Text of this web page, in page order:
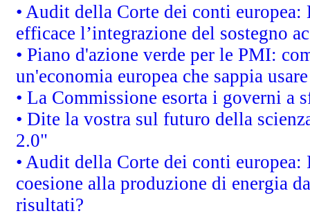
• Audit della Corte dei conti
efficace l’integrazione del sostegno
• Piano d'azione verde per le PMI:
un'economia europea che sappia
• La Commissione esorta i governi
• Dite la vostra sul futuro della
2.0"
• Audit della Corte dei conti
coesione alla produzione di energia
risultati?